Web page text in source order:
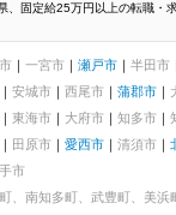
、固定給25万円以上の転職・
一宮市 瀬戸市 半田市
安城市 西尾市 蒲郡市
東海市 大府市 知多市
田原市 愛西市 清須市
市
、南知多町、武豊町、美浜